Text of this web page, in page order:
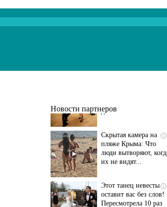
Новости партнеров
люди вытворяют, когда
их не видят...
Пересмотрела 10 раз